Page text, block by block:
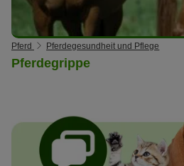
Pferd Pferdegesundheit und Pflege
Pferdegrippe